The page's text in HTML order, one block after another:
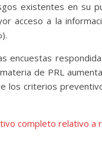
existentes en su
acceso a la
encuestas
de PRL
los criterios
completo relativo a